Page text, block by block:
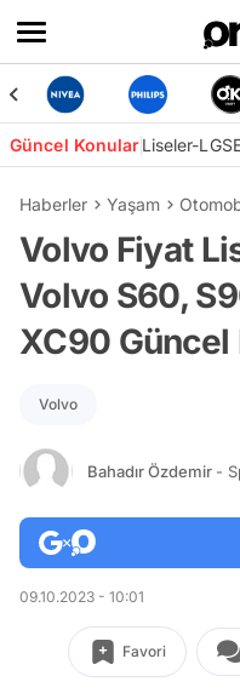
Güncel KonularLiseler-LGS
Haberler Yaşam
Volvo Fiyat
Volvo S60,
XC90 Güncel
Volvo
Bahadır Özdemir -
09.10.2023 - 10:01
Favori